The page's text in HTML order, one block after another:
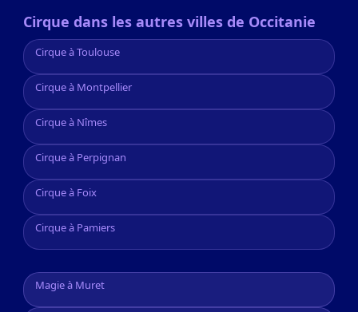
Cirque dans les autres villes de Occitanie
Cirque à Toulouse
Cirque à Montpellier
Cirque à Nîmes
Cirque à Perpignan
Cirque à Foix
Cirque à Pamiers
Magie à Muret